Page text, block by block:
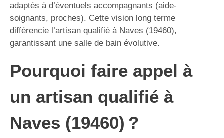
adaptés à d’éventuels accompagnants (aide-
soignants, proches). Cette vision long terme
différencie l’artisan qualifié à Naves (19460),
garantissant une salle de bain évolutive.
Pourquoi faire appel à
un artisan qualifié à
Naves (19460) ?